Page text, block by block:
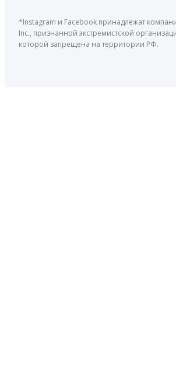
*Instagram и Facebook принадлежат
Inc., признанной экстремистской
которой запрещена на территории РФ.